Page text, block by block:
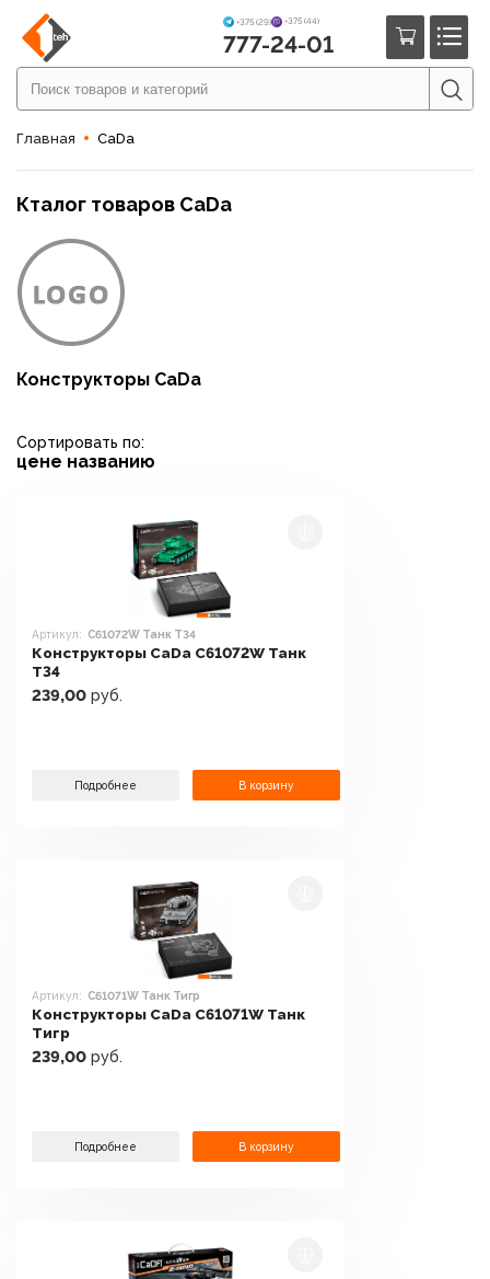
+375 (29) +375 (44)
777-24-01
Главная CaDa
Кталог товаров CaDa
Конструкторы CaDa
Сортировать по:
цене названию
Артикул: C61072W Танк Т34
Конструкторы CaDa C61072W Танк
Т34
239,00 руб.
Подробнее В корзину
Артикул: C61071W Танк Тигр
Конструкторы CaDa C61071W Танк
Тигр
239,00 руб.
Подробнее В корзину